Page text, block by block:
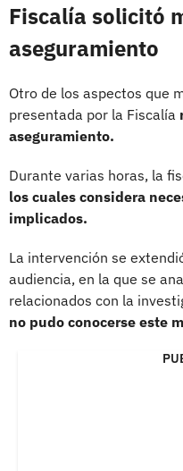
Fiscalía solicitó
aseguramiento
Otro de los aspectos que
presentada por la Fiscalía
aseguramiento.
Durante varias horas, la
los cuales considera
implicados.
La intervención se
audiencia, en la que se
relacionados con la
no pudo conocerse este